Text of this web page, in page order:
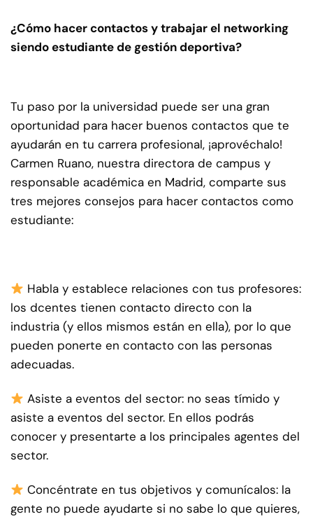
¿Cómo hacer contactos y trabajar el networking
siendo estudiante de gestión deportiva?
Tu paso por la universidad puede ser una gran
oportunidad para hacer buenos contactos que te
ayudarán en tu carrera profesional, ¡aprovéchalo!
Carmen Ruano, nuestra directora de campus y
responsable académica en Madrid, comparte sus
tres mejores consejos para hacer contactos como
estudiante:
Habla y establece relaciones con tus profesores:
los dcentes tienen contacto directo con la
industria (y ellos mismos están en ella), por lo que
pueden ponerte en contacto con las personas
adecuadas.
Asiste a eventos del sector: no seas tímido y
asiste a eventos del sector. En ellos podrás
conocer y presentarte a los principales agentes del
sector.
Concéntrate en tus objetivos y comunícalos: la
gente no puede ayudarte si no sabe lo que quieres,